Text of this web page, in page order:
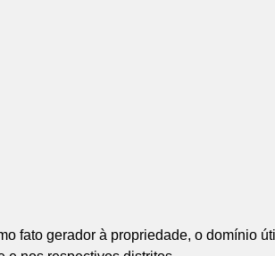
fato gerador à propriedade, o domínio